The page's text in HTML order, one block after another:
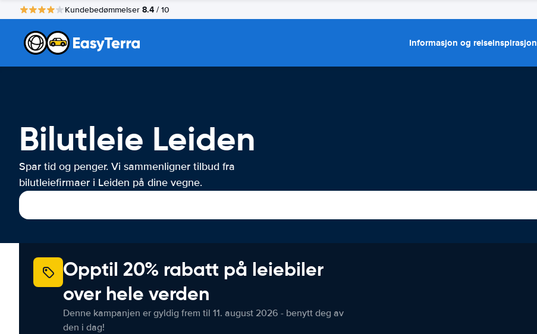
Kundebedømmelser 8.4 / 10
Informasjon og reiseinspirasjon
Bilutleie Leiden
Spar tid og penger. Vi sammenligner tilbud fra
bilutleiefirmaer i Leiden på dine vegne.
Opptil 20% rabatt på leiebiler
over hele verden
Denne kampanjen er gyldig frem til 11. august 2026 - benytt deg av
den i dag!